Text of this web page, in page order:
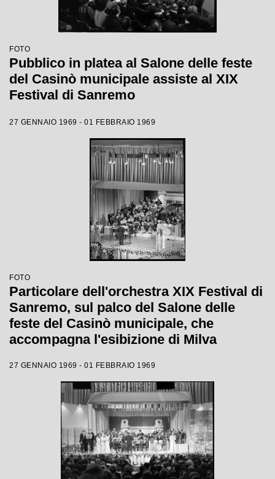
FOTO
Pubblico in platea al Salone delle feste
del Casinò municipale assiste al XIX
Festival di Sanremo
27 GENNAIO 1969 - 01 FEBBRAIO 1969
FOTO
Particolare dell'orchestra XIX Festival di
Sanremo, sul palco del Salone delle
feste del Casinò municipale, che
accompagna l'esibizione di Milva
27 GENNAIO 1969 - 01 FEBBRAIO 1969